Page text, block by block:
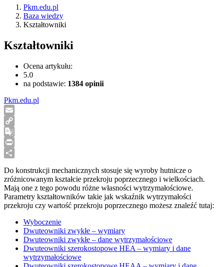
Pkm.edu.pl
Baza wiedzy
Kształtowniki
Kształtowniki
Ocena artykułu:
5.0
na podstawie: 1384 opinii
Pkm.edu.pl
Email
Copy
Link
Google
Translate
Print
Do konstrukcji mechanicznych stosuje się wyroby hutnicze o
zróżnicowanym kształcie przekroju poprzecznego i wielkościach.
Mają one z tego powodu różne własności wytrzymałościowe.
Parametry kształtowników takie jak wskaźnik wytrzymałości
przekroju czy wartość przekroju poprzecznego możesz znaleźć tutaj:
Wyboczenie
Dwuteowniki zwykłe – wymiary
Dwuteowniki zwykłe – dane wytrzymałościowe
Dwuteowniki szerokostopowe HEA – wymiary i dane
wytrzymałościowe